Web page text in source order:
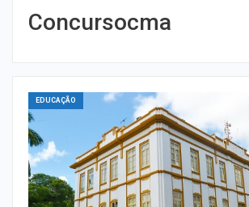
Concursocma
EDUCAÇÃO